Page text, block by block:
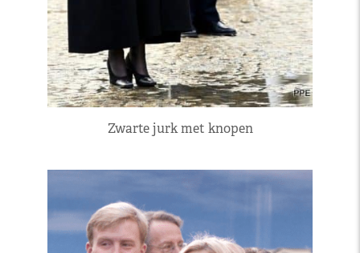
Zwarte jurk met knopen